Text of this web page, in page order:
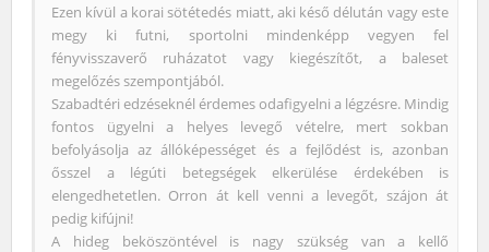
Ezen kívül a korai sötétedés miatt, aki késő délután vagy este
megy ki futni, sportolni mindenképp vegyen fel
fényvisszaverő ruházatot vagy kiegészítőt, a baleset
megelőzés szempontjából.
Szabadtéri edzéseknél érdemes odafigyelni a légzésre. Mindig
fontos ügyelni a helyes levegő vételre, mert sokban
befolyásolja az állóképességet és a fejlődést is, azonban
ősszel a légúti betegségek elkerülése érdekében is
elengedhetetlen. Orron át kell venni a levegőt, szájon át
pedig kifújni!
A hideg beköszöntével is nagy szükség van a kellő